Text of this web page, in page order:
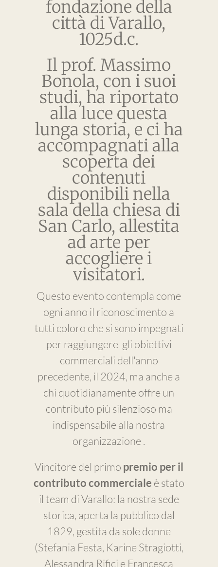
fondazione della
città di Varallo,
1025d.c.
Il prof. Massimo
Bonola, con i suoi
studi, ha riportato
alla luce questa
lunga storia, e ci ha
accompagnati alla
scoperta dei
contenuti
disponibili nella
sala della chiesa di
San Carlo, allestita
ad arte per
accogliere i
visitatori.
Questo evento contempla come
ogni anno il riconoscimento a
tutti coloro che si sono impegnati
per raggiungere gli obiettivi
commerciali dell'anno
precedente, il 2024, ma anche a
chi quotidianamente offre un
contributo più silenzioso ma
indispensabile alla nostra
organizzazione .
Vincitore del primo premio per il
contributo commerciale è stato
il team di Varallo: la nostra sede
storica, aperta la pubblico dal
1829, gestita da sole donne
(Stefania Festa, Karine Stragiotti,
Alessandra Rifici e Francesca